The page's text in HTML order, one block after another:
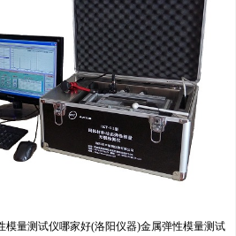
模量测试仪哪家好(洛阳仪器)金属弹性模量测试